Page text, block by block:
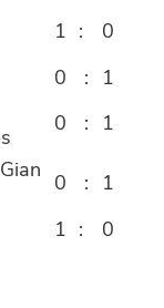
1 :
0
0 :
1
0 :
1
0 :
1
1 : 0